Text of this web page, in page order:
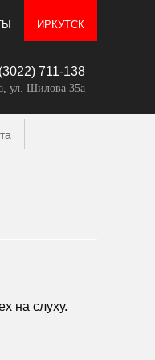
ИРКУТСК
711-138
ул. Шилова 35а
на слуху.